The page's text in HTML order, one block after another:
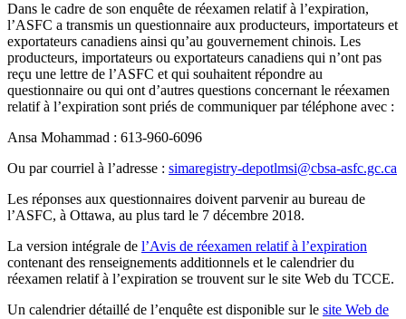
Dans le cadre de son enquête de réexamen relatif à l’expiration,
l’ASFC a transmis un questionnaire aux producteurs, importateurs et
exportateurs canadiens ainsi qu’au gouvernement chinois. Les
producteurs, importateurs ou exportateurs canadiens qui n’ont pas
reçu une lettre de l’ASFC et qui souhaitent répondre au
questionnaire ou qui ont d’autres questions concernant le réexamen
relatif à l’expiration sont priés de communiquer par téléphone avec :
Ansa Mohammad : 613-960-6096
Ou par courriel à l’adresse : simaregistry-depotlmsi@cbsa-asfc.gc.ca
Les réponses aux questionnaires doivent parvenir au bureau de
l’ASFC, à Ottawa, au plus tard le 7 décembre 2018.
La version intégrale de l’Avis de réexamen relatif à l’expiration
contenant des renseignements additionnels et le calendrier du
réexamen relatif à l’expiration se trouvent sur le site Web du TCCE.
Un calendrier détaillé de l’enquête est disponible sur le site Web de